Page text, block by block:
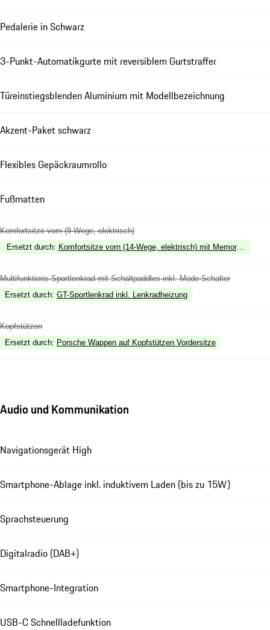
Pedalerie in Schwarz
3-Punkt-Automatikgurte mit reversiblem Gurtstraffer
Türeinstiegsblenden Aluminium mit Modellbezeichnung
Akzent-Paket schwarz
Flexibles Gepäckraumrollo
Fußmatten
Komfortsitze vorn (8-Wege, elektrisch)
Ersetzt durch: Komfortsitze vorn (14-Wege, elektrisch) mit Memory-Paket
Multifunktions-Sportlenkrad mit Schaltpaddles inkl. Mode-Schalter
Ersetzt durch: GT-Sportlenkrad inkl. Lenkradheizung
Kopfstützen
Ersetzt durch: Porsche Wappen auf Kopfstützen Vordersitze
Audio und Kommunikation
Navigationsgerät High
Smartphone-Ablage inkl. induktivem Laden (bis zu 15W)
Sprachsteuerung
Digitalradio (DAB+)
Smartphone-Integration
USB-C Schnellladefunktion